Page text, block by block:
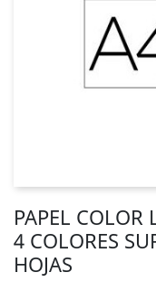
PAPEL COLOR
4 COLORES
HOJAS